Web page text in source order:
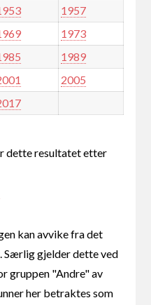
1957
1973
1989
2005
dette resultatet etter
kan avvike fra det
gjelder dette ved
gruppen "Andre" av
her betraktes som